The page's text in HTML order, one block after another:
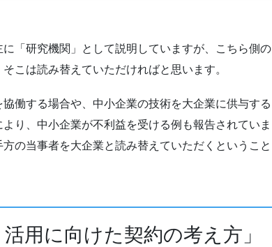
「研究機関」として説明していますが、こちら側の
こは読み替えていただければと思います。
働する場合や、中小企業の技術を大企業に供与する
り、中小企業が不利益を受ける例も報告されていま
の当事者を大企業と読み替えていただくということ
用に向けた契約の考え方」